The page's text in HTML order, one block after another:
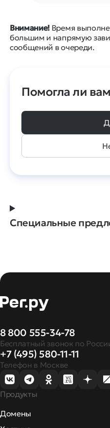
Внимание! Время
большим и напрямую
сообщений в очереди.
Помогла ли вам
Специальные
8 800 555-34-78
Бесплатный звонок по
+7 (495) 580-11-11
Телефон в Москве
Продукты
Домены